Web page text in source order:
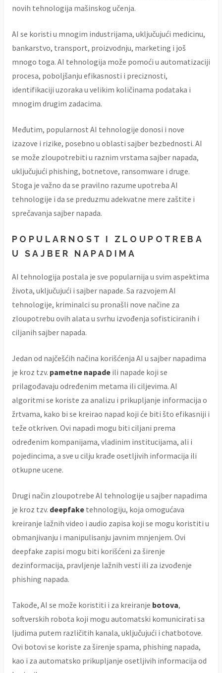
novih tehnologija mašinskog učenja.
AI se koristi u mnogim industrijama, uključujući medicinu,
bankarstvo, transport, proizvodnju, marketing i još
mnogo toga. AI tehnologija može pomoći u automatizaciji
procesa, poboljšanju efikasnosti i preciznosti,
identifikaciji uzoraka u velikim količinama podataka i
mnogim drugim zadacima.
Međutim, popularnost AI tehnologije donosi i nove
izazove i rizike, posebno u oblasti sajber bezbednosti. AI
se može zloupotrebiti u raznim vrstama sajber napada,
uključujući phishing, botnetove, ransomware i druge.
Stoga je važno da se pravilno razume upotreba AI
tehnologije i da se preduzmu adekvatne mere zaštite i
sprečavanja sajber napada.
POPULARNOST I ZLOUPOTREBA
U SAJBER NAPADIMA
AI tehnologija postala je sve popularnija u svim aspektima
života, uključujući i sajber napade. Sa razvojem AI
tehnologije, kriminalci su pronašli nove načine za
zloupotrebu ovih alata u svrhu izvođenja sofisticiranih i
ciljanih sajber napada.
Jedan od najčešćih načina korišćenja AI u sajber napadima
je kroz tzv. pametne napade ili napade koji se
prilagođavaju određenim metama ili ciljevima. AI
algoritmi se koriste za analizu i prikupljanje informacija o
žrtvama, kako bi se kreirao napad koji će biti što efikasniji i
teže otkriven. Ovi napadi mogu biti ciljani prema
određenim kompanijama, vladinim institucijama, ali i
pojedincima, a sve u cilju krađe osetljivih informacija ili
otkupne ucene.
Drugi način zloupotrebe AI tehnologije u sajber napadima
je kroz tzv. deepfake tehnologiju, koja omogućava
kreiranje lažnih video i audio zapisa koji se mogu koristiti u
obmanjivanju i manipulisanju javnim mnjenjem. Ovi
deepfake zapisi mogu biti korišćeni za širenje
dezinformacija, pravljenje lažnih vesti ili za izvođenje
phishing napada.
Takođe, AI se može koristiti i za kreiranje botova,
softverskih robota koji mogu automatski komunicirati sa
ljudima putem različitih kanala, uključujući i chatbotove.
Ovi botovi se koriste za širenje spama, phishing napada,
kao i za automatsko prikupljanje osetljivih informacija od